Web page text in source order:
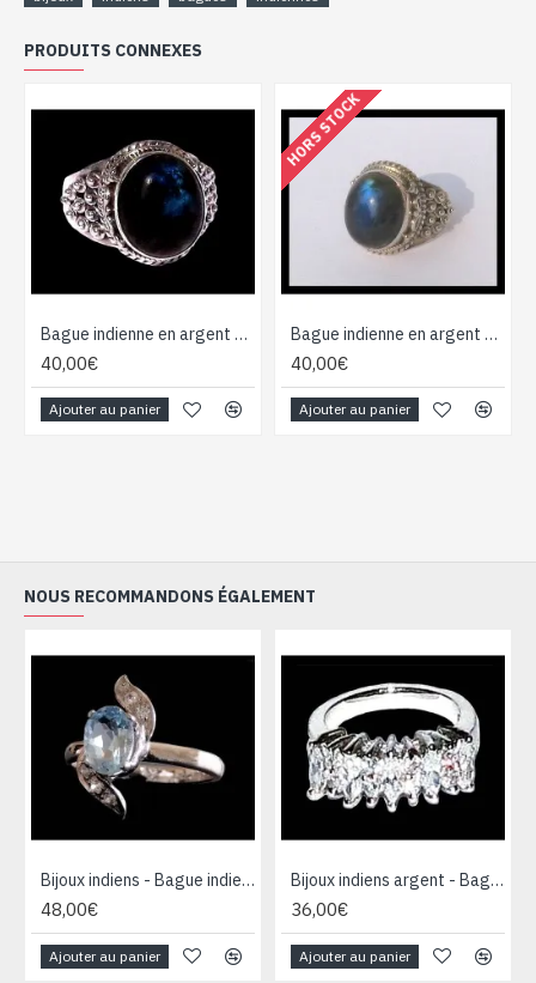
PRODUITS CONNEXES
Bague indienne en argent et Labradorite - Bijoux indiens
40,00€
Ajouter au panier
HORS STOCK
Bague indienne en argent et Labradorite - Bijoux indiens
40,00€
Ajouter au panier
NOUS RECOMMANDONS ÉGALEMENT
Bijoux indiens - Bague indienne rhodiée Topaze
48,00€
Ajouter au panier
Bijoux indiens argent - Bague indienne oxyde de Zirconium
36,00€
Ajouter au panier